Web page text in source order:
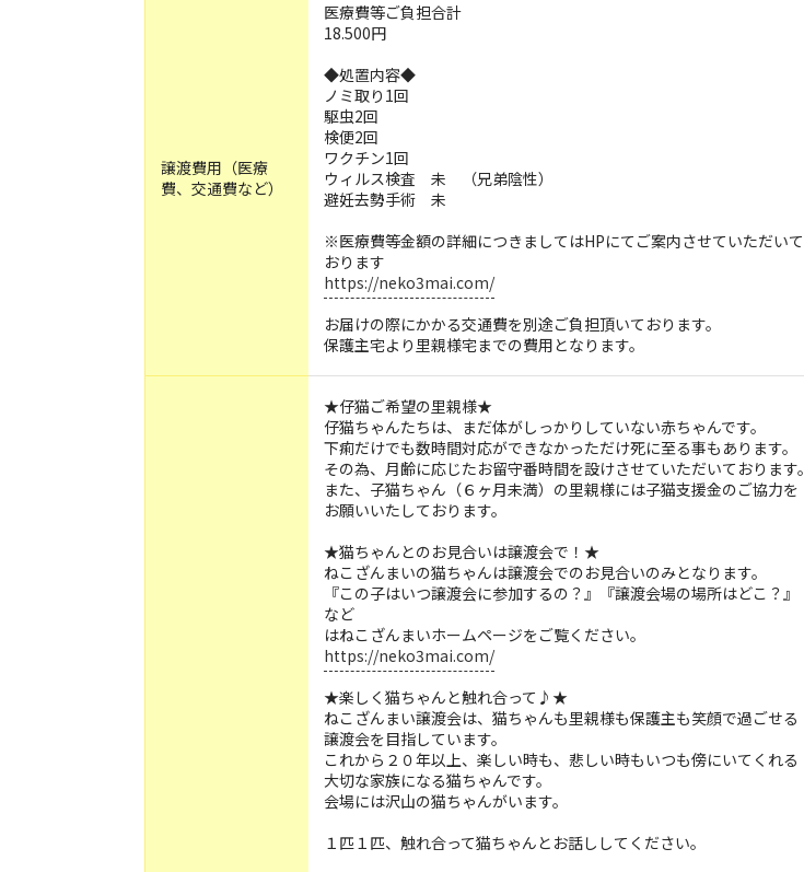
譲渡費用（医療
費、交通費など）
医療費等ご負担合計
18.500円
◆処置内容◆
ノミ取り1回
駆虫2回
検便2回
ワクチン1回
ウィルス検査 未 （兄弟陰性）
避妊去勢手術 未
※医療費等金額の詳細につきましてはHPにてご案内させていただいて
おります
https://neko3mai.com/
お届けの際にかかる交通費を別途ご負担頂いております。
保護主宅より里親様宅までの費用となります。
★仔猫ご希望の里親様★
仔猫ちゃんたちは、まだ体がしっかりしていない赤ちゃんです。
下痢だけでも数時間対応ができなかっただけ死に至る事もあります。
その為、月齢に応じたお留守番時間を設けさせていただいております。
また、子猫ちゃん（６ヶ月未満）の里親様には子猫支援金のご協力を
お願いいたしております。
★猫ちゃんとのお見合いは譲渡会で！★
ねこざんまいの猫ちゃんは譲渡会でのお見合いのみとなります。
『この子はいつ譲渡会に参加するの？』『譲渡会場の場所はどこ？』
など
はねこざんまいホームページをご覧ください。
https://neko3mai.com/
★楽しく猫ちゃんと触れ合って♪★
ねこざんまい譲渡会は、猫ちゃんも里親様も保護主も笑顔で過ごせる
譲渡会を目指しています。
これから２０年以上、楽しい時も、悲しい時もいつも傍にいてくれる
大切な家族になる猫ちゃんです。
会場には沢山の猫ちゃんがいます。
１匹１匹、触れ合って猫ちゃんとお話ししてください。